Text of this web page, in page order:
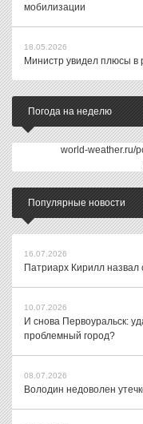
мобилизации
18.05.2026
Министр увидел плюсы в
Погода на неделю
world-weather.ru/
Популярные новости
16.07.2026
Патриарх Кирилл назвал
10.07.2026
И снова Первоуральск:
проблемный город?
08.07.2026
Володин недоволен